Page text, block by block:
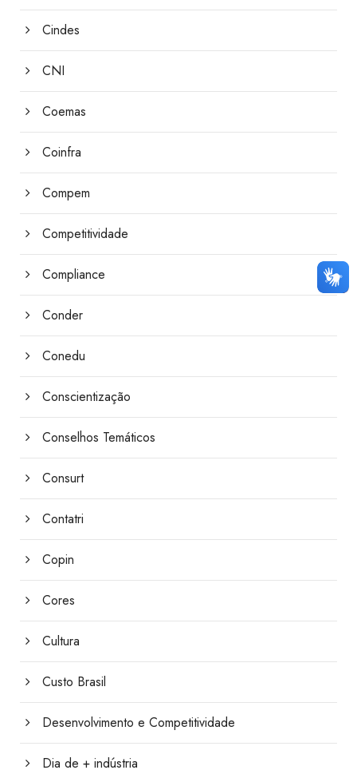
Cindes
CNI
Coemas
Coinfra
Compem
Competitividade
Compliance
Conder
Conedu
Conscientização
Conselhos Temáticos
Consurt
Contatri
Copin
Cores
Cultura
Custo Brasil
Desenvolvimento e Competitividade
Dia de + indústria